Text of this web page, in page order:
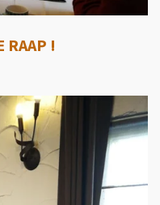
RAAP !